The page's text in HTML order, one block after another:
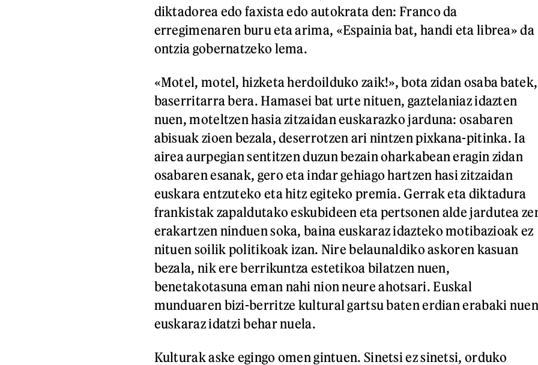
diktadorea edo faxista edo autokrata den: Franco da
erregimenaren buru eta arima, «Espainia bat, handi eta librea» da
ontzia gobernatzeko lema.
«Motel, motel, hizketa herdoilduko zaik!», bota zidan osaba batek,
baserritarra bera. Hamasei bat urte nituen, gaztelaniaz idazten
nuen, moteltzen hasia zitzaidan euskarazko jarduna: osabaren
abisuak zioen bezala, deserrotzen ari nintzen pixkana-pitinka. Ia
airea aurpegian sentitzen duzun bezain oharkabean eragin zidan
osabaren esanak, gero eta indar gehiago hartzen hasi zitzaidan
euskara entzuteko eta hitz egiteko premia. Gerrak eta diktadura
frankistak zapaldutako eskubideen eta pertsonen alde jardutea
erakartzen ninduen soka, baina euskaraz idazteko motibazioak ez
nituen soilik politikoak izan. Nire belaunaldiko askoren kasuan
bezala, nik ere berrikuntza estetikoa bilatzen nuen,
benetakotasuna eman nahi nion neure ahotsari. Euskal
munduaren bizi-berritze kultural gartsu baten erdian erabaki nuen
euskaraz idatzi behar nuela.
Kulturak aske egingo omen gintuen. Sinetsi ez sinetsi, orduko